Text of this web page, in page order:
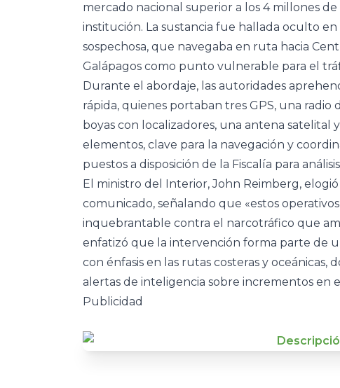
mercado nacional superior a los 4 millones
institución. La sustancia fue hallada oculto
sospechosa, que navegaba en ruta hacia
Galápagos como punto vulnerable para el
Durante el abordaje, las autoridades
rápida, quienes portaban tres GPS, una radio
boyas con localizadores, una antena satelital
elementos, clave para la navegación y
puestos a disposición de la Fiscalía para
El ministro del Interior, John Reimberg,
comunicado, señalando que «estos
inquebrantable contra el narcotráfico que
enfatizó que la intervención forma parte de
con énfasis en las rutas costeras y
alertas de inteligencia sobre incrementos en
Publicidad